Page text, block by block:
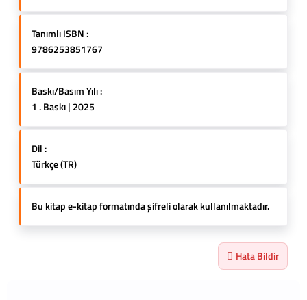
Tanımlı ISBN :
9786253851767
Baskı/Basım Yılı :
1 . Baskı | 2025
Dil :
Türkçe (TR)
Bu kitap e-kitap formatında şifreli olarak kullanılmaktadır.
Hata Bildir